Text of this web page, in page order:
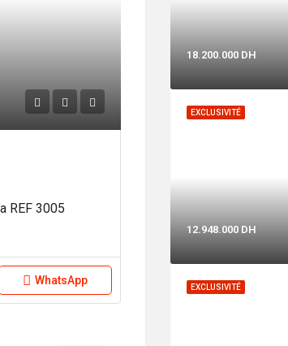
REF 3005
WhatsApp
18.200.000 DH
EXCLUSIVITÉ
12.948.000 DH
EXCLUSIVITÉ